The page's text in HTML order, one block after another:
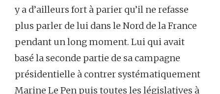
y a d’ailleurs fort à parier qu’il ne refasse
plus parler de lui dans le Nord de la France
pendant un long moment. Lui qui avait
basé la seconde partie de sa campagne
présidentielle à contrer systématiquement
Marine Le Pen puis toutes les législatives à